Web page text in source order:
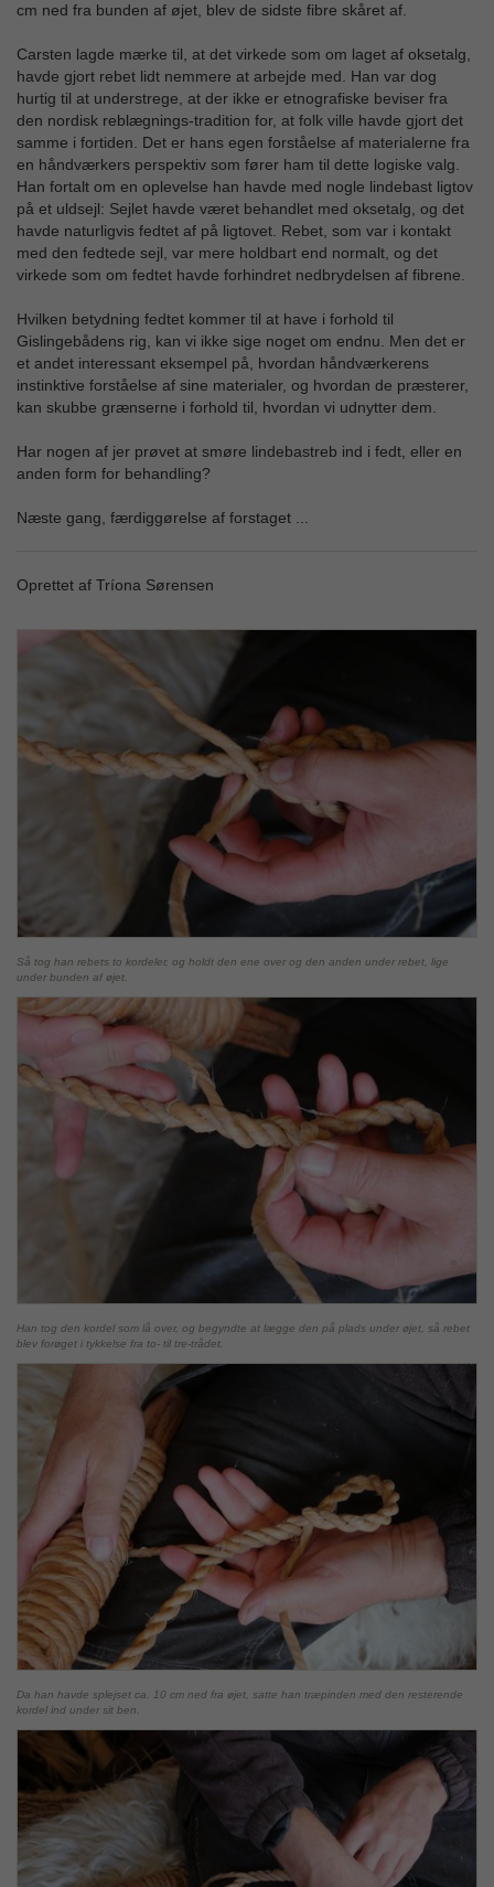
cm ned fra bunden af øjet, blev de sidste fibre skåret af.
Carsten lagde mærke til, at det virkede som om laget af oksetalg,
havde gjort rebet lidt nemmere at arbejde med. Han var dog
hurtig til at understrege, at der ikke er etnografiske beviser fra
den nordisk reblægnings-tradition for, at folk ville havde gjort det
samme i fortiden. Det er hans egen forståelse af materialerne fra
en håndværkers perspektiv som fører ham til dette logiske valg.
Han fortalt om en oplevelse han havde med nogle lindebast ligtov
på et uldsejl: Sejlet havde været behandlet med oksetalg, og det
havde naturligvis fedtet af på ligtovet. Rebet, som var i kontakt
med den fedtede sejl, var mere holdbart end normalt, og det
virkede som om fedtet havde forhindret nedbrydelsen af fibrene.
Hvilken betydning fedtet kommer til at have i forhold til
Gislingebådens rig, kan vi ikke sige noget om endnu. Men det er
et andet interessant eksempel på, hvordan håndværkerens
instinktive forståelse af sine materialer, og hvordan de præsterer,
kan skubbe grænserne i forhold til, hvordan vi udnytter dem.
Har nogen af jer prøvet at smøre lindebastreb ind i fedt, eller en
anden form for behandling?
Næste gang, færdiggørelse af forstaget ...
Oprettet af Tríona Sørensen
Så tog han rebets to kordeler, og holdt den ene over og den anden under rebet, lige
under bunden af øjet.
Han tog den kordel som lå over, og begyndte at lægge den på plads under øjet, så rebet
blev forøget i tykkelse fra to- til tre-trådet.
Da han havde splejset ca. 10 cm ned fra øjet, satte han træpinden med den resterende
kordel ind under sit ben.